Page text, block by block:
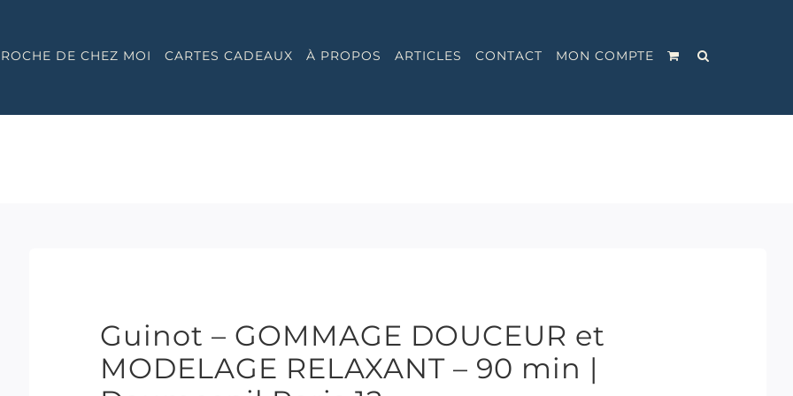
DE CHEZ MOI CARTES CADEAUX À PROPOS ARTICLES CONTACT MON COMPTE
Guinot – GOMMAGE DOUCEUR et
MODELAGE RELAXANT – 90 min |